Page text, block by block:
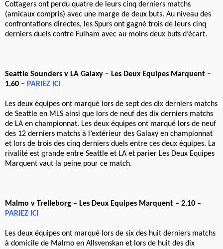
Cottagers ont perdu quatre de leurs cinq derniers matchs
(amicaux compris) avec une marge de deux buts. Au niveau des
confrontations directes, les Spurs ont gagné trois de leurs cinq
derniers duels contre Fulham avec au moins deux buts d’écart.
Seattle Sounders v LA Galaxy – Les Deux Equipes Marquent –
1,60 – PARIEZ ICI
Les deux équipes ont marqué lors de sept des dix derniers matchs
de Seattle en MLS ainsi que lors de neuf des dix derniers matchs
de LA en championnat. Les deux équipes ont marqué lors de neuf
des 12 derniers matchs à l’extérieur des Galaxy en championnat
et lors de trois des cinq derniers duels entre ces deux équipes. La
rivalité est grande entre Seattle et LA et parier Les Deux Equipes
Marquent vaut la peine pour ce match.
Malmo v Trelleborg – Les Deux Equipes Marquent – 2,10 –
PARIEZ ICI
Les deux équipes ont marqué lors de six des huit derniers matchs
à domicile de Malmo en Allsvenskan et lors de huit des dix